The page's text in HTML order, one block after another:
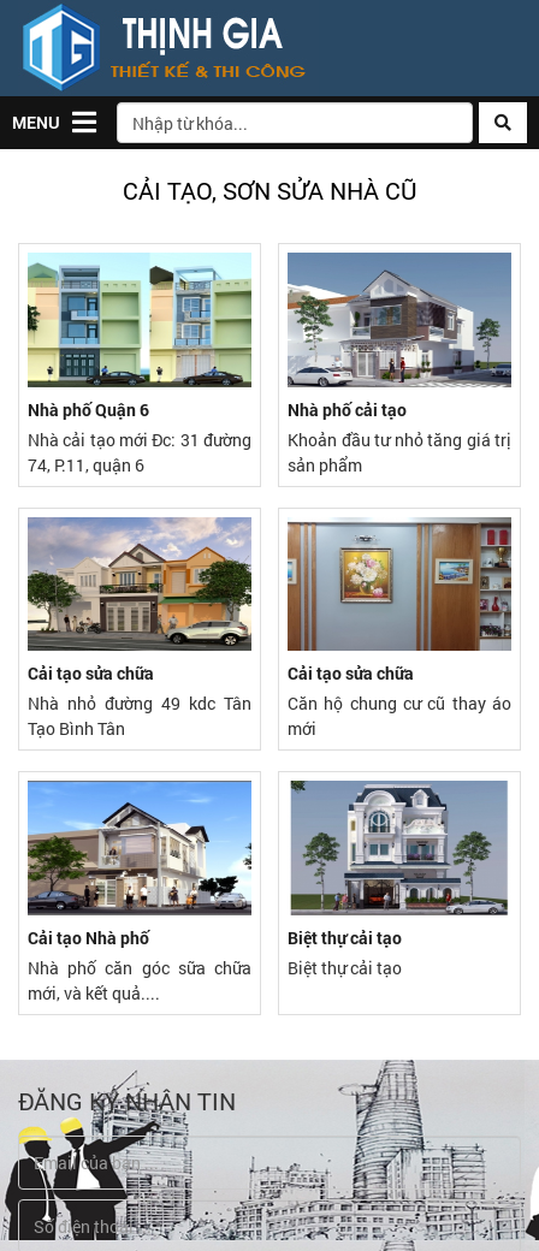
MENU
CẢI TẠO, SƠN SỬA NHÀ CŨ
Nhà phố Quận 6
Nhà cải tạo mới Đc: 31 đường
74, P.11, quận 6
Nhà phố cải tạo
Khoản đầu tư nhỏ tăng giá trị
sản phẩm
Cải tạo sửa chữa
Nhà nhỏ đường 49 kdc Tân
Tạo Bình Tân
Cải tạo sửa chữa
Căn hộ chung cư cũ thay áo
mới
Cải tạo Nhà phố
Nhà phố căn góc sữa chữa
mới, và kết quả....
Biệt thự cải tạo
Biệt thự cải tạo
ĐĂNG KÝ NHẬN TIN